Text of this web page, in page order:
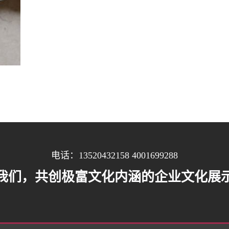
电话：13520432158 4001699288
们，共创极富文化内涵的企业文化展